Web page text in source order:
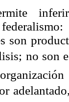
son
no son